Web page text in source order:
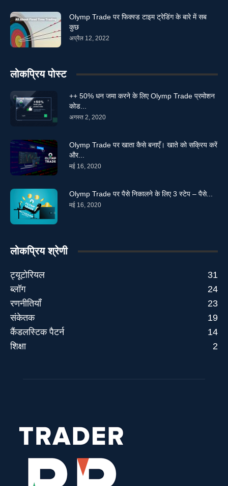
Olymp Trade पर फिक्स्ड टाइम ट्रेडिंग के बारे में सब
कुछ
अप्रैल 12, 2022
लोकप्रिय पोस्ट
++ 50% धन जमा करने के लिए Olymp Trade प्रमोशन
कोड...
अगस्त 2, 2020
Olymp Trade पर खाता कैसे बनाएँ। खाते को सक्रिय करें
और...
मई 16, 2020
Olymp Trade पर पैसे निकालने के लिए 3 स्टेप – पैसे...
मई 16, 2020
लोकप्रिय श्रेणी
ट्यूटोरियल
31
ब्लॉग
24
रणनीतियाँ
23
संकेतक
19
कैंडलस्टिक पैटर्न
14
शिक्षा
2